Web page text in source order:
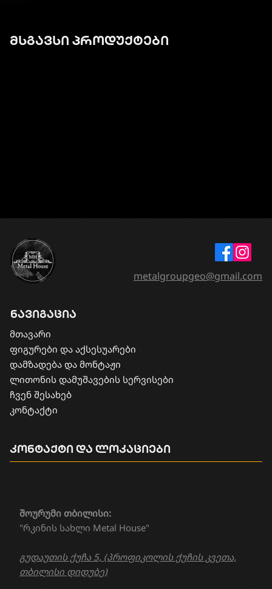
მსგავსი პროდუქტები
ნავიგაცია
მთავარი
ფიგურები და აქსესუარები
დამზადება და მონტაჟი
​ლითონის დამუშავების სერვისები
ჩვენ შესახებ
კონტაქტი
შოურუმი თბილისი:
"რკინის სახლი Metal House"
გუდაუთის ქუჩა 5, (პროფიკოლის ქუჩის კვეთა,
თბილისი დიდუბე)
კონტაქტი და ლოკაციები
metalgroupgeo@gmail.com